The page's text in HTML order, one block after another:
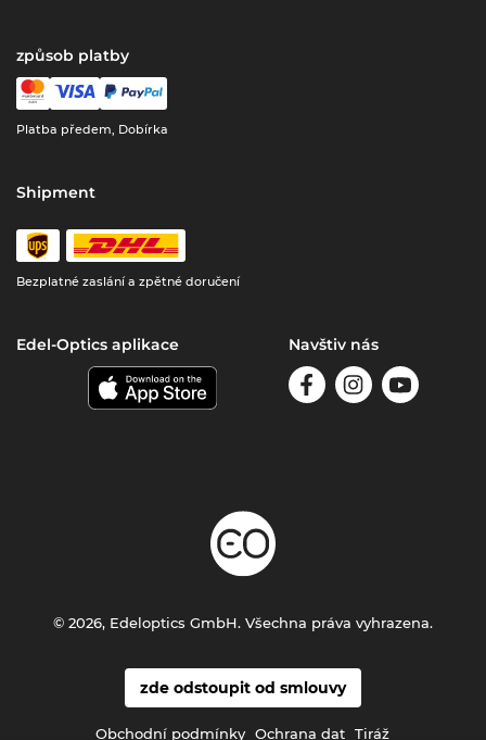
způsob platby
Platba předem, Dobírka
Shipment
Bezplatné zaslání a zpětné doručení
Edel-Optics aplikace Navštiv nás
zde odstoupit od smlouvy
Obchodní podmínky Ochrana dat Tiráž
© 2026, Edeloptics GmbH. Všechna práva vyhrazena.